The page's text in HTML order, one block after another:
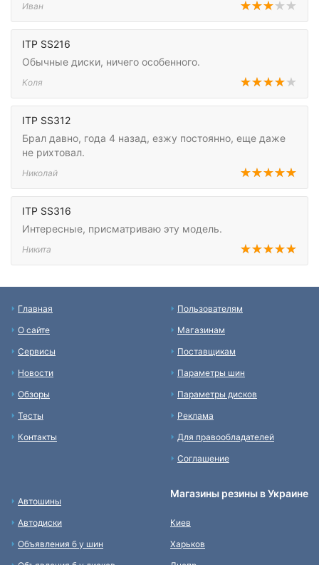
Иван
ITP SS216
Обычные диски, ничего особенного.
Коля
ITP SS312
Брал давно, года 4 назад, езжу постоянно, еще даже
не рихтовал.
Николай
ITP SS316
Интересные, присматриваю эту модель.
Никита
Главная
О сайте
Сервисы
Новости
Обзоры
Тесты
Контакты
Пользователям
Магазинам
Поставщикам
Параметры шин
Параметры дисков
Реклама
Для правообладателей
Соглашение
Автошины
Автодиски
Объявления б у шин
Магазины резины в Украине
Киев
Харьков